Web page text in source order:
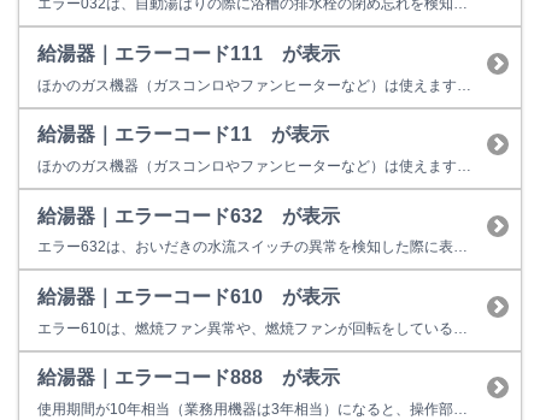
エラー032は、自動湯はりの際に浴槽の排水栓の閉め忘れを検知したときの表示です。 （１）排水栓はしっかりと閉まっていますか？ お湯はり時に排水栓の閉め忘れ、若しくは排水栓がしっかり閉まっていないと、お湯が排水口から抜けてしまい、循環口まで貯まりませんので、リモコンに032と表示して停止してしまいます。 （２）循環口のフィルタは、ごみ等で詰っていませんか？ ポンプ循環で機器内部...
給湯器｜エラーコード111 が表示
給湯器｜エラーコード11 が表示
ほかのガス機器（ガスコンロやファンヒーターなど）は使えますか？
給湯器｜エラーコード632 が表示
エラー632は、おいだきの水流スイッチの異常を検知した際に表示します。 下記をご確認ください。それでも改善しない場合は機器の故障またはその他不具合の可能性があります。 （1）浴槽内のお湯（水）は、循環アダプタが十分に隠れるくらいありますか？ 水位が循環アダプタより低い場合は、おいだきが出来ないため、エラーを表示することがあります。 （2）循環アダプタのフィルタが汚れていませんか？ ...
給湯器｜エラーコード610 が表示
給湯器｜エラーコード888 が表示
使用期間が10年相当（業務用機器は3年相当）になると、操作部またはリモコンに「888」を表示して点検時期をお知らせします。 故障表示ではないため、そのまま使用することもできますが、経年劣化に起因する製品事故を防止するため、あんしん点検をおすすめしています。点検を受けない場合はお早めの取り替えをおすすめしています。 ※イラストは一例です。製品によっては上図と異なる場合があります...